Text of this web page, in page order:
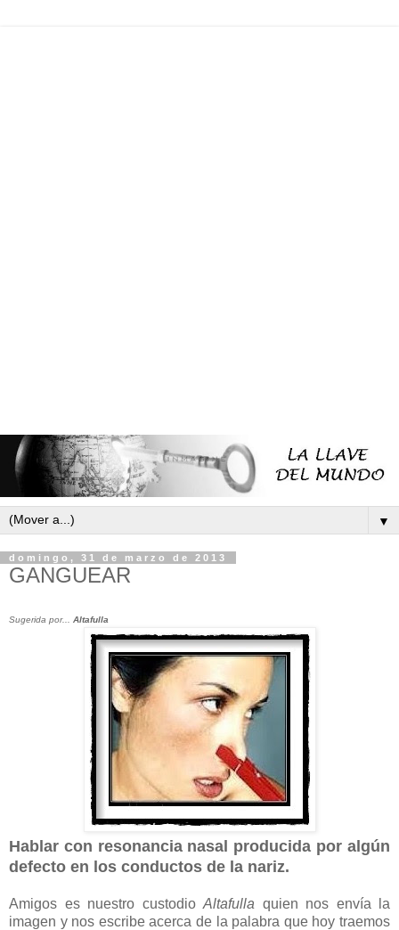
▼
domingo, 31 de marzo de 2013
GANGUEAR
Sugerida por... Altafulla
Hablar con resonancia nasal producida por algún
defecto en los conductos de la nariz.
Amigos es nuestro custodio Altafulla quien nos envía la
imagen y nos escribe acerca de la palabra que hoy traemos